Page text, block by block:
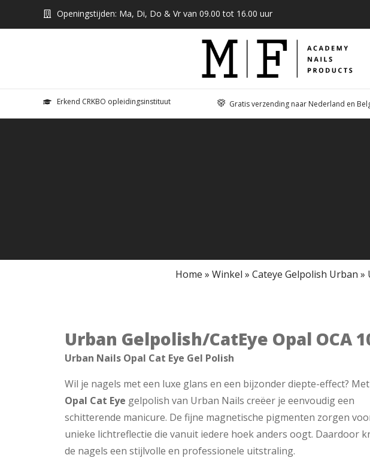
Openingstijden: Ma, Di, Do & Vr van 09.00 tot 16.00 uur
Erkend CRKBO opleidingsinstituut Gratis verzending naar Nederland en
Home » Winkel » Cateye Gelpolish Urban »
Urban Gelpolish/CatEye Opal OCA
Urban Nails Opal Cat Eye Gel Polish
Wil je nagels met een luxe glans en een bijzonder diepte-effect?
Opal Cat Eye gelpolish van Urban Nails creëer je eenvoudig een
schitterende manicure. De fijne magnetische pigmenten zorgen
unieke lichtreflectie die vanuit iedere hoek anders oogt. Daardoor
de nagels een stijlvolle en professionele uitstraling.